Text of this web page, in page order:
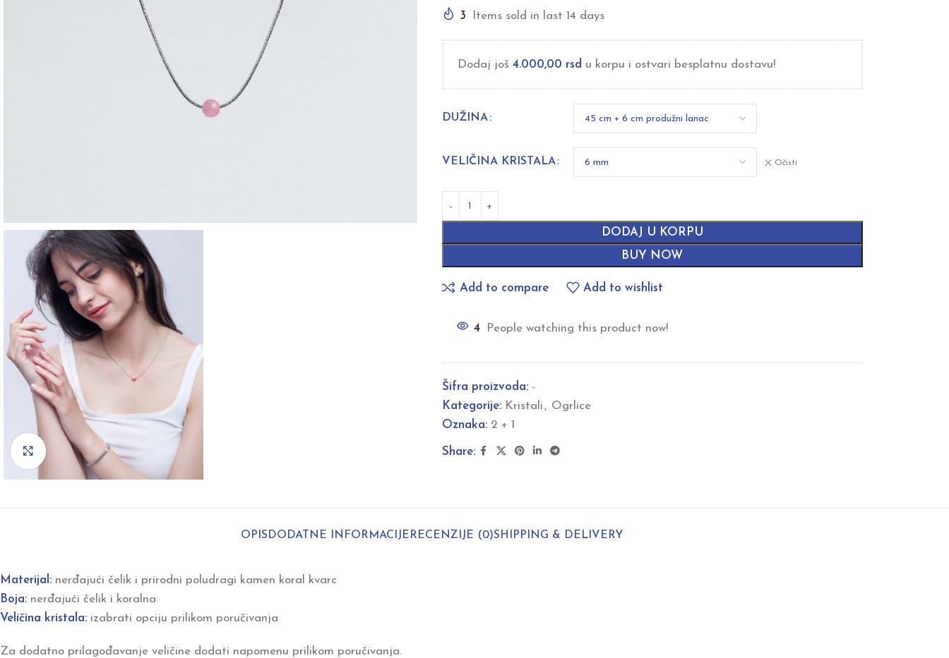
Click to enlarge
3 Items sold in last 14 days
Dodaj još 4.000,00 rsd u korpu i ostvari besplatnu dostavu!
DUŽINA
VELIČINA KRISTALA Očisti
DODAJ U KORPU
BUY NOW
Add to compare Add to wishlist
4 People watching this product now!
Šifra proizvoda: -
Kategorije: Kristali , Ogrlice
Oznaka: 2 + 1
Share:
OPIS DODATNE INFORMACIJE RECENZIJE (0)SHIPPING & DELIVERY
Materijal: nerđajući čelik i prirodni poludragi kamen koral kvarc
Boja: nerđajući čelik i koralna
Veličina kristala: izabrati opciju prilikom poručivanja
Za dodatno prilagođavanje veličine dodati napomenu prilikom poručivanja.